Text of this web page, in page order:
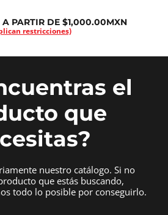
A PARTIR DE $1,000.00MXN
restricciones)
el
que
nuestro catálogo. Si no
que estás buscando,
todo lo posible por conseguirlo.